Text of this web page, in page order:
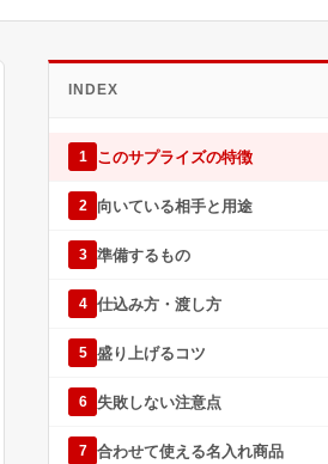
INDEX
1 このサプライズの特徴
2 向いている相手と用途
3 準備するもの
4 仕込み方・渡し方
5 盛り上げるコツ
6 失敗しない注意点
7 合わせて使える名入れ商品